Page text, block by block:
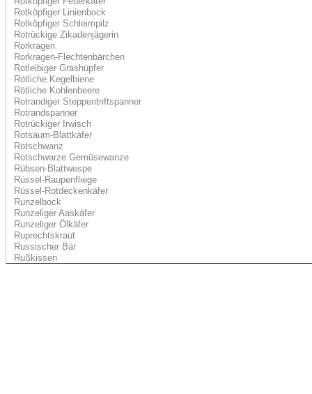
Rotköpfiger Linienbock
Rotköpfiger Schleimpilz
Rotrückige Zikadenjägerin
Rorkragen
Rorkragen-Flechtenbärchen
Rotleibiger Grashüpfer
Rötliche Kegelbiene
Rötliche Kohlenbeere
Rotrandiger Steppentriftspanner
Rotrandspanner
Rotrückiger Irwisch
Rotsaum-Blattkäfer
Rotschwanz
Rotschwarze Gemüsewanze
Rübsen-Blattwespe
Rüssel-Raupenfliege
Rüssel-Rotdeckenkäfer
Runzelbock
Runzeliger Aaskäfer
Runzeliger Ölkäfer
Ruprechtskraut
Russischer Bär
Rußkissen